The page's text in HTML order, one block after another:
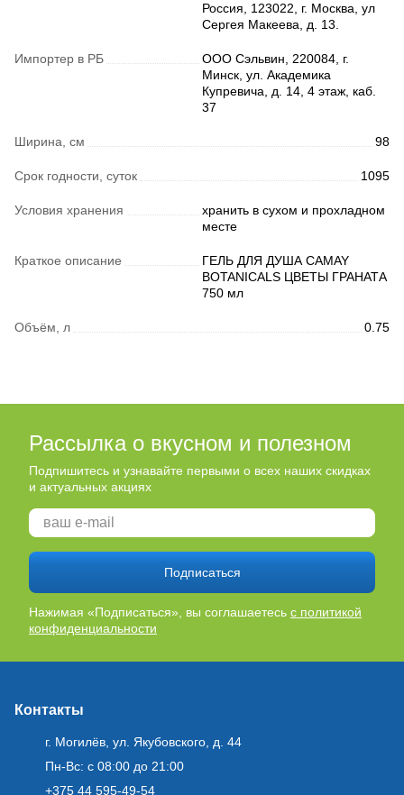
Россия, 123022, г. Москва, ул
Сергея Макеева, д. 13.
Импортер в РБ
ООО Сэльвин, 220084, г.
Минск, ул. Академика
Купревича, д. 14, 4 этаж, каб.
37
Ширина, см 98
Срок годности, суток 1095
Условия хранения
хранить в сухом и прохладном
месте
Краткое описание
ГЕЛЬ ДЛЯ ДУША CAMAY
BOTANICALS ЦВЕТЫ ГРАНАТА
750 мл
Объём, л 0.75
Рассылка о вкусном и полезном
Подпишитесь и узнавайте первыми о всех наших скидках
и актуальных акциях
Подписаться
Нажимая «Подписаться», вы соглашаетесь с политикой
конфиденциальности
Контакты
г. Могилёв, ул. Якубовского, д. 44
Пн-Вс: с 08:00 до 21:00
+375 44 595-49-54